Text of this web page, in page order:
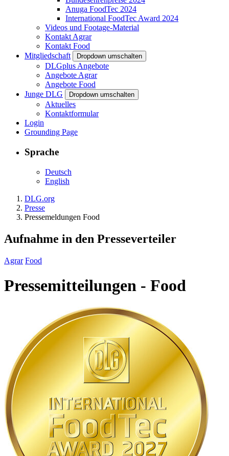
Anuga FoodTec 2024
International FoodTec Award 2024
Videos und Footage-Material
Kontakt Agrar
Kontakt Food
Mitgliedschaft
Dropdown umschalten
DLGplus Angebote
Angebote Agrar
Angebote Food
Junge DLG
Dropdown umschalten
Aktuelles
Kontaktformular
Login
Grounding Page
Sprache
Deutsch
English
DLG.org
Presse
Pressemeldungen Food
Aufnahme in den Presseverteiler
Agrar Food
Pressemitteilungen - Food